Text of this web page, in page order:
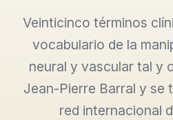
Veinticinco términos
vocabulario de la
neural y vascular tal y
Jean-Pierre Barral y se
red internacional